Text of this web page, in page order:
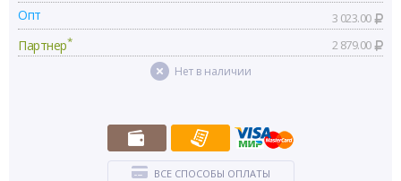
Опт 3 023.00
Партнер* 2 879.00
Нет в наличии
ВСЕ СПОСОБЫ ОПЛАТЫ